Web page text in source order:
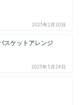
2023年2月20日
スケットアレンジ
2023年5月24日